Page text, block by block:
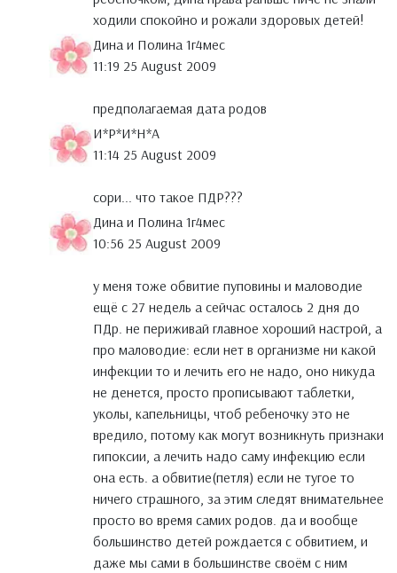
ходили спокойно и рожали здоровых детей!
Дина и Полина 1г4мес
11:19 25 August 2009
предполагаемая дата родов
И*Р*И*Н*А
11:14 25 August 2009
сори... что такое ПДР???
Дина и Полина 1г4мес
10:56 25 August 2009
у меня тоже обвитие пуповины и маловодие
ещё с 27 недель а сейчас осталось 2 дня до
ПДр. не периживай главное хороший настрой, а
про маловодие: если нет в организме ни какой
инфекции то и лечить его не надо, оно никуда
не денется, просто прописывают таблетки,
уколы, капельницы, чтоб ребеночку это не
вредило, потому как могут возникнуть признаки
гипоксии, а лечить надо саму инфекцию если
она есть. а обвитие(петля) если не тугое то
ничего страшного, за этим следят внимательнее
просто во время самих родов. да и вообще
большинство детей рождается с обвитием, и
даже мы сами в большинстве своём с ним